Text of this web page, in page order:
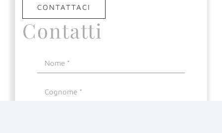
CONTATTACI
Contatti